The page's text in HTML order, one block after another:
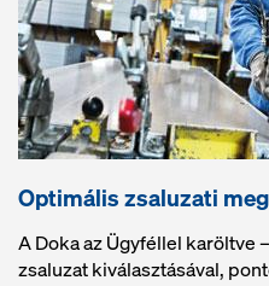
Optimális zsaluzati
A Doka az Ügyféllel karöltve
zsaluzat kiválasztásával,